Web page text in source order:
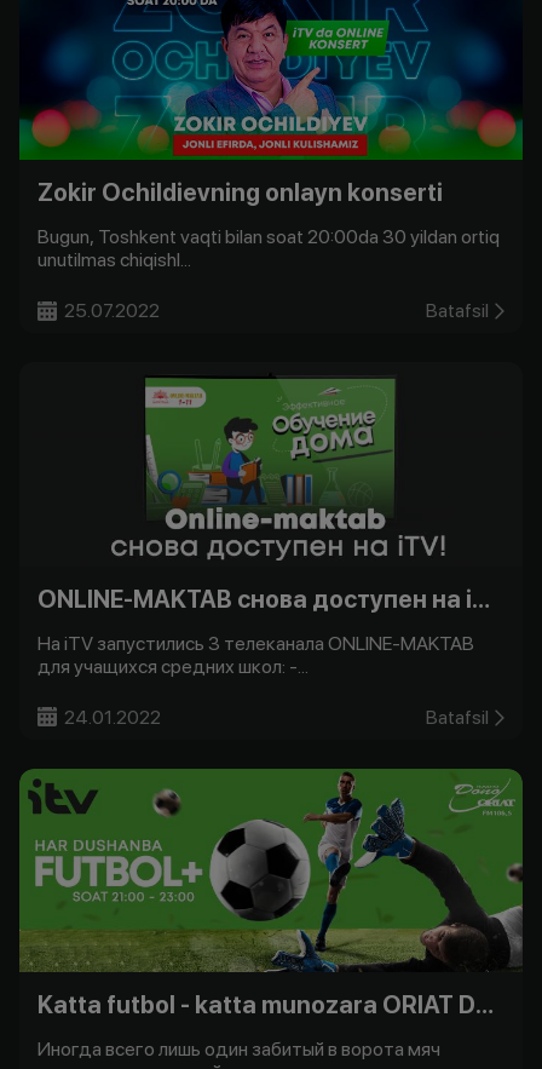
Zokir Ochildievning onlayn konserti
Bugun, Toshkent vaqti bilan soat 20:00da 30 yildan ortiq
unutilmas chiqishl...
25.07.2022 Batafsil
ONLINE-MAKTAB снова доступен на iTV!
На iTV запустились 3 телеканала ONLINE-MAKTAB
для учащихся средних школ: -...
24.01.2022 Batafsil
Katta futbol - katta munozara ORIAT Dono bilan -
Иногда всего лишь один забитый в ворота мяч